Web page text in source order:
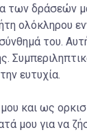
των δράσεών
ολόκληρου
του.
ευτυχία.
και ως
μου για να